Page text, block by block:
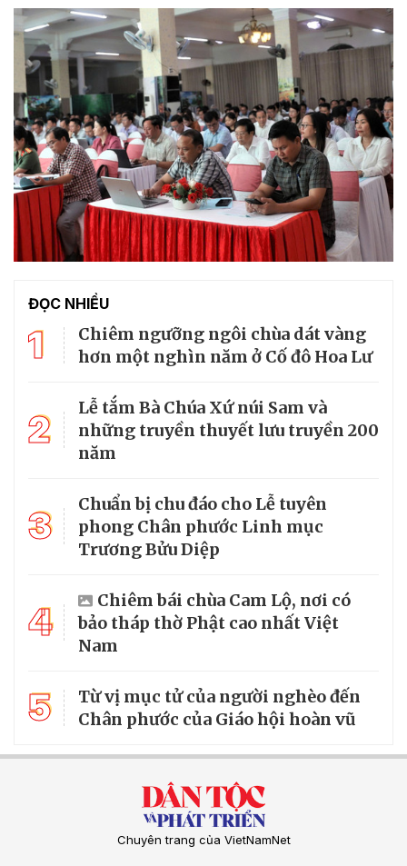
ĐỌC NHIỀU
1
Chiêm ngưỡng ngôi chùa dát vàng
hơn một nghìn năm ở Cố đô Hoa Lư
2
Lễ tắm Bà Chúa Xứ núi Sam và
những truyền thuyết lưu truyền 200
năm
3
Chuẩn bị chu đáo cho Lễ tuyên
phong Chân phước Linh mục
Trương Bửu Diệp
4
Chiêm bái chùa Cam Lộ, nơi có
bảo tháp thờ Phật cao nhất Việt
Nam
5
Từ vị mục tử của người nghèo đến
Chân phước của Giáo hội hoàn vũ
Chuyên trang của VietNamNet